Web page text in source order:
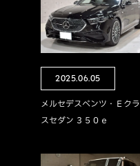
2025.06.05
メルセデスベンツ・Ｅクラ
スセダン ３５０ｅ